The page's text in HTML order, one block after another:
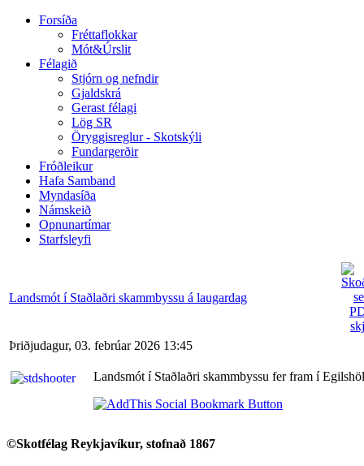
Forsíða
Fréttaflokkar
Mót&Úrslit
Félagið
Stjórn og nefndir
Gjaldskrá
Gerast félagi
Lög SR
Öryggisreglur - Skotskýli
Fundargerðir
Fróðleikur
Hafa Samband
Myndasíða
Námskeið
Opnunartímar
Starfsleyfi
Landsmót í Staðlaðri skammbyssu á laugardag
Þriðjudagur, 03. febrúar 2026 13:45
Landsmót í Staðlaðri skammbyssu fer fram í
©Skotfélag Reykjavíkur, stofnað 1867